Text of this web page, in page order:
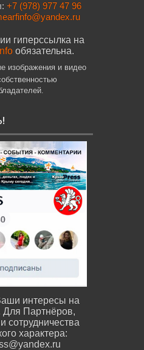
+7 (978) 977 47 96
гиперссылка на
обязательна.
изображения и видео
интересы на
Для Партнёров,
сотрудничества
характера: